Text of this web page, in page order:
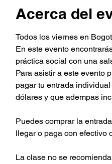
Acerca del
Todos los viernes en
En este evento
práctica social con una
Para asistir a este evento
pagar tu entrada
dólares y que adempas
Puedes comprar la
llegar o paga con efectivo
La clase no se